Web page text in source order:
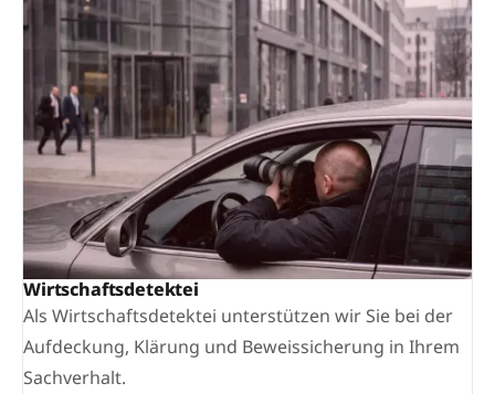
Wirtschaftsdetektei
Als Wirtschaftsdetektei unterstützen wir Sie bei der
Aufdeckung, Klärung und Beweissicherung in Ihrem
Sachverhalt.